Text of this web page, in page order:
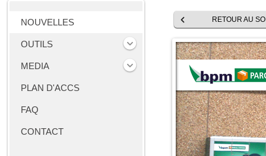
RETOUR AU
NOUVELLES
OUTILS
MEDIA
PLAN D'ACCS
FAQ
CONTACT